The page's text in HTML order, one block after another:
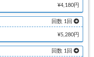
¥4,180円
回数 1回
¥5,280円
回数 1回